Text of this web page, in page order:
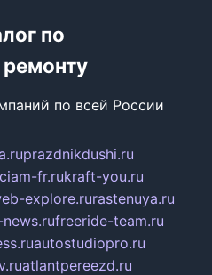
по
ремонту
по всей России
prazdnikdushi.ru
ciam-fr.rukraft-you.ru
explore.rurastenuya.ru
freeride-team.ru
autostudiopro.ru
atlantpereezd.ru